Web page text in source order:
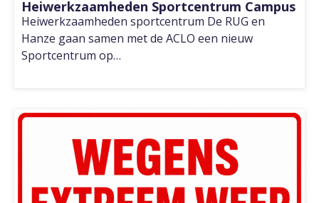
Heiwerkzaamheden Sportcentrum Campus
Heiwerkzaamheden sportcentrum De RUG en
Hanze gaan samen met de ACLO een nieuw
Sportcentrum op…